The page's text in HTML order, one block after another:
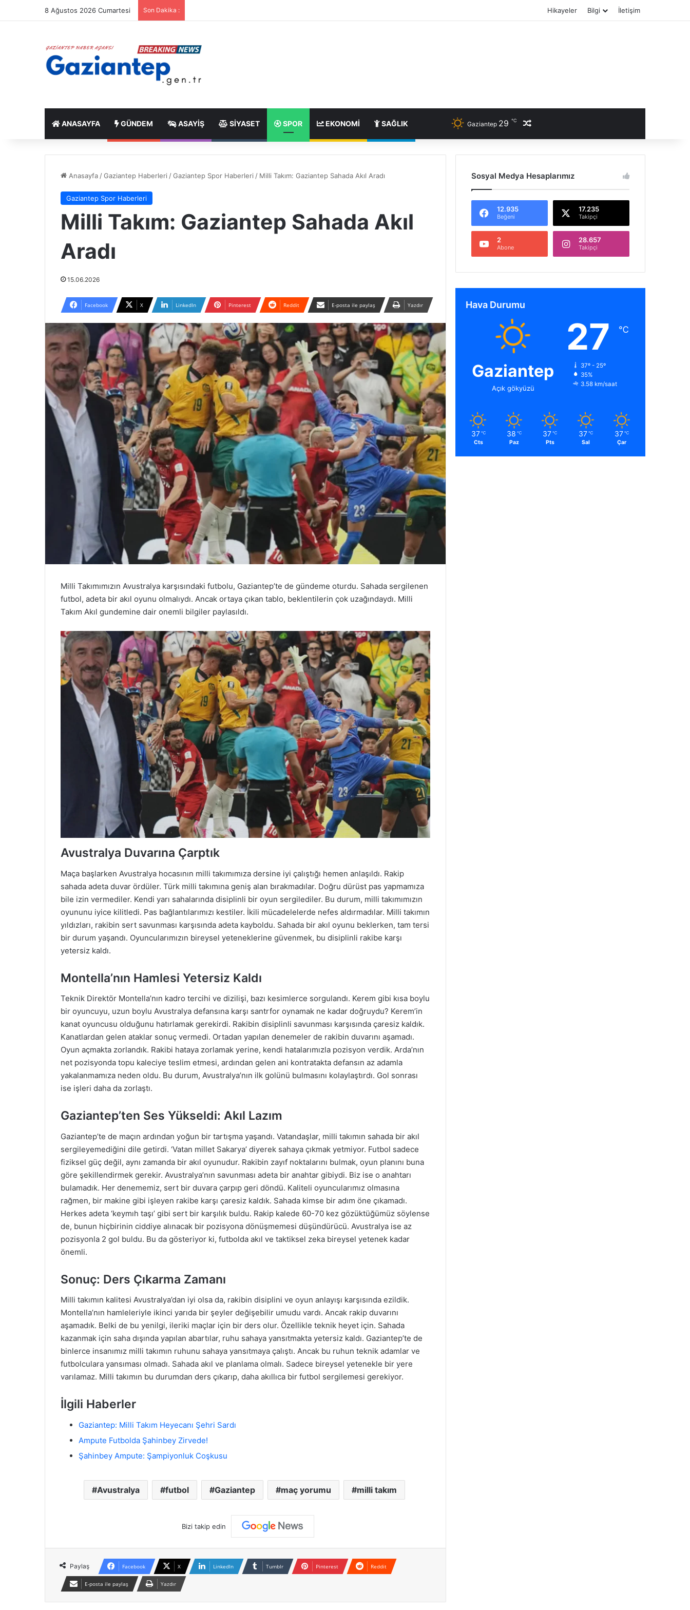
8 Ağustos 2026 Cumartesi Son Dakika : Hikayeler Bilgi İletişim
ANASAYFA GÜNDEM ASAYIŞ SIYASET SPOR EKONOMI SAĞLIK Gaziantep 29 ℃
Anasayfa /Gaziantep Haberleri /Gaziantep Spor Haberleri / Milli Takım: Gaziantep Sahada Akıl Aradı
Gaziantep Spor Haberleri
Milli Takım: Gaziantep Sahada Akıl
Aradı
15.06.2026
Facebook X LinkedIn Pinterest Reddit E-posta ile paylaş Yazdır
Milli Takımımızın Avustralya karşısındaki futbolu, Gaziantep’te de gündeme oturdu. Sahada sergilenen
futbol, adeta bir akıl oyunu olmalıydı. Ancak ortaya çıkan tablo, beklentilerin çok uzağındaydı. Milli
Takım Akıl gundemine dair onemli bilgiler paylasıldı.
Avustralya Duvarına Çarptık
Maça başlarken Avustralya hocasının milli takımımıza dersine iyi çalıştığı hemen anlaşıldı. Rakip
sahada adeta duvar ördüler. Türk milli takımına geniş alan bırakmadılar. Doğru dürüst pas yapmamıza
bile izin vermediler. Kendi yarı sahalarında disiplinli bir oyun sergilediler. Bu durum, milli takımımızın
oyununu iyice kilitledi. Pas bağlantılarımızı kestiler. İkili mücadelelerde nefes aldırmadılar. Milli takımın
yıldızları, rakibin sert savunması karşısında adeta kayboldu. Sahada bir akıl oyunu beklerken, tam tersi
bir durum yaşandı. Oyuncularımızın bireysel yeteneklerine güvenmek, bu disiplinli rakibe karşı
yetersiz kaldı.
Montella’nın Hamlesi Yetersiz Kaldı
Teknik Direktör Montella’nın kadro tercihi ve dizilişi, bazı kesimlerce sorgulandı. Kerem gibi kısa boylu
bir oyuncuyu, uzun boylu Avustralya defansına karşı santrfor oynamak ne kadar doğruydu? Kerem’in
kanat oyuncusu olduğunu hatırlamak gerekirdi. Rakibin disiplinli savunması karşısında çaresiz kaldık.
Kanatlardan gelen ataklar sonuç vermedi. Ortadan yapılan denemeler de rakibin duvarını aşamadı.
Oyun açmakta zorlandık. Rakibi hataya zorlamak yerine, kendi hatalarımızla pozisyon verdik. Arda’nın
net pozisyonda topu kaleciye teslim etmesi, ardından gelen ani kontratakta defansın az adamla
yakalanmamıza neden oldu. Bu durum, Avustralya’nın ilk golünü bulmasını kolaylaştırdı. Gol sonrası
ise işleri daha da zorlaştı.
Gaziantep’ten Ses Yükseldi: Akıl Lazım
Gaziantep’te de maçın ardından yoğun bir tartışma yaşandı. Vatandaşlar, milli takımın sahada bir akıl
sergileyemediğini dile getirdi. ‘Vatan millet Sakarya’ diyerek sahaya çıkmak yetmiyor. Futbol sadece
fiziksel güç değil, aynı zamanda bir akıl oyunudur. Rakibin zayıf noktalarını bulmak, oyun planını buna
göre şekillendirmek gerekir. Avustralya’nın savunması adeta bir anahtar gibiydi. Biz ise o anahtarı
bulamadık. Her denememiz, sert bir duvara çarpıp geri döndü. Kaliteli oyuncularımız olmasına
rağmen, bir makine gibi işleyen rakibe karşı çaresiz kaldık. Sahada kimse bir adım öne çıkamadı.
Herkes adeta ‘keymıh taşı’ gibi sert bir karşılık buldu. Rakip kalede 60-70 kez gözüktüğümüz söylense
de, bunun hiçbirinin ciddiye alınacak bir pozisyona dönüşmemesi düşündürücü. Avustralya ise az
pozisyonla 2 gol buldu. Bu da gösteriyor ki, futbolda akıl ve taktiksel zeka bireysel yetenek kadar
önemli.
Sonuç: Ders Çıkarma Zamanı
Milli takımın kalitesi Avustralya’dan iyi olsa da, rakibin disiplini ve oyun anlayışı karşısında ezildik.
Montella’nın hamleleriyle ikinci yarıda bir şeyler değişebilir umudu vardı. Ancak rakip duvarını
aşamadık. Belki de bu yenilgi, ileriki maçlar için bir ders olur. Özellikle teknik heyet için. Sahada
kazanmak için saha dışında yapılan abartılar, ruhu sahaya yansıtmakta yetersiz kaldı. Gaziantep’te de
binlerce insanımız milli takımın ruhunu sahaya yansıtmaya çalıştı. Ancak bu ruhun teknik adamlar ve
futbolculara yansıması olmadı. Sahada akıl ve planlama olmalı. Sadece bireysel yetenekle bir yere
varılamaz. Milli takımın bu durumdan ders çıkarıp, daha akıllıca bir futbol sergilemesi gerekiyor.
İlgili Haberler
Gaziantep: Milli Takım Heyecanı Şehri Sardı
Ampute Futbolda Şahinbey Zirvede!
Şahinbey Ampute: Şampiyonluk Coşkusu
Avustralya futbol Gaziantep maç yorumu milli takım
Bizi takip edin
Paylaş Facebook X LinkedIn Tumblr Pinterest Reddit
E-posta ile paylaş Yazdır
Sosyal Medya Hesaplarımız
12.935
Beğeni
17.235
Takipçi
2
Abone
28.657
Takipçi
Hava Durumu
Gaziantep
Açık gökyüzü
27 ℃
37º - 25º
35%
3.58 km/saat
37 ℃
Cts
38 ℃
Paz
37 ℃
Pts
37 ℃
Sal
37 ℃
Çar